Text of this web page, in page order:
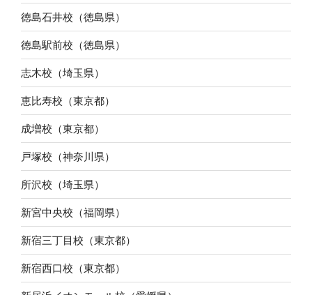
徳島石井校（徳島県）
徳島駅前校（徳島県）
志木校（埼玉県）
恵比寿校（東京都）
成増校（東京都）
戸塚校（神奈川県）
所沢校（埼玉県）
新宮中央校（福岡県）
新宿三丁目校（東京都）
新宿西口校（東京都）